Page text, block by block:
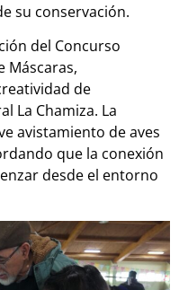
su conservación.
del Concurso
Máscaras,
de
La Chamiza. La
avistamiento de aves
que la conexión
desde el entorno